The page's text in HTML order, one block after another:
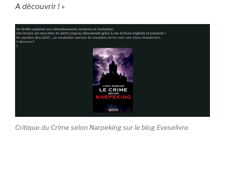
A découvrir ! »
Critique du Crime selon Narpeking sur le blog Eveselivre.